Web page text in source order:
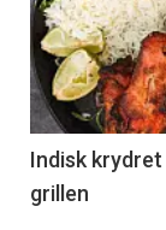
akkurat
nå
-
2
Indisk
grillen